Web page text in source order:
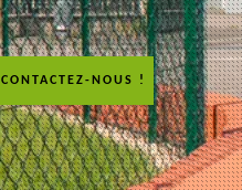
CONTACTEZ-NOUS !